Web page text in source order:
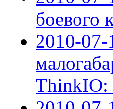
боевого
2010-07-
ThinkIO: